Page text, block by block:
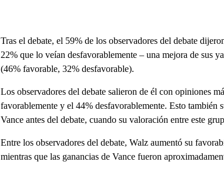
Tras el debate, el 59% de los observadores del debate
22% que lo veían desfavorablemente – una mejora de sus
(46% favorable, 32% desfavorable).
Los observadores del debate salieron de él con opiniones
favorablemente y el 44% desfavorablemente. Esto también
Vance antes del debate, cuando su valoración entre este
Entre los observadores del debate, Walz aumentó su
mientras que las ganancias de Vance fueron